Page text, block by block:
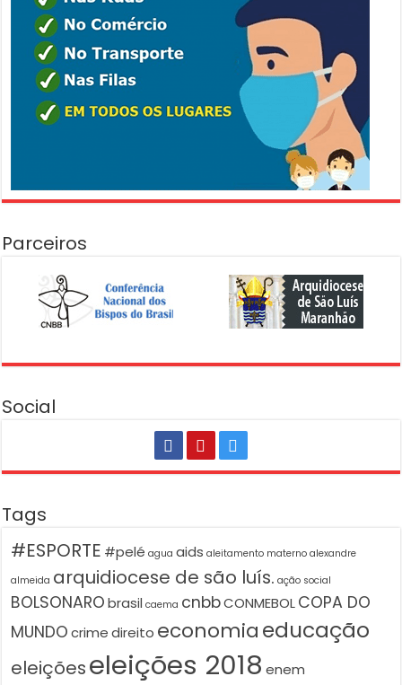
Parceiros
Social
Tags
#ESPORTE #pelé agua aids aleitamento materno alexandre
almeida arquidiocese de são luís. ação social
BOLSONARO brasil caema cnbbCONMEBOLCOPA DO
MUNDO crime direito economiaeducação
eleiçõeseleições 2018 enem